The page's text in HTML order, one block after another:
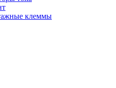
клеммы